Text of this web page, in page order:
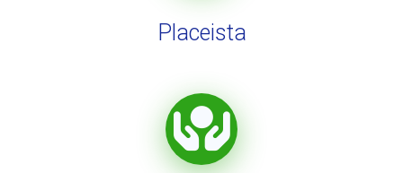
Placeista